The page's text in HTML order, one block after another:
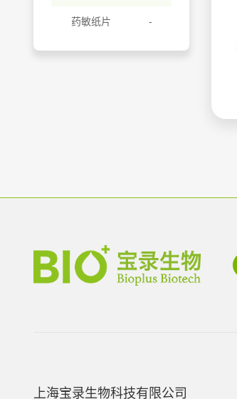
药敏纸片
上海宝录生物科技有限公司